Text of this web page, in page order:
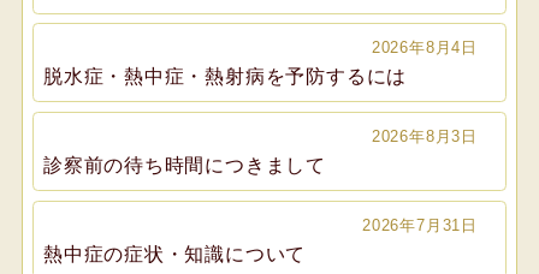
2026年8月4日
脱水症・熱中症・熱射病を予防するには
2026年8月3日
診察前の待ち時間につきまして
2026年7月31日
熱中症の症状・知識について